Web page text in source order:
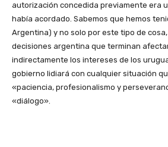
autorización concedida previamente era
había acordado. Sabemos que hemos
Argentina) y no solo por este tipo de
decisiones argentina que terminan
indirectamente los intereses de los
gobierno lidiará con cualquier situación
«paciencia, profesionalismo y
«diálogo».